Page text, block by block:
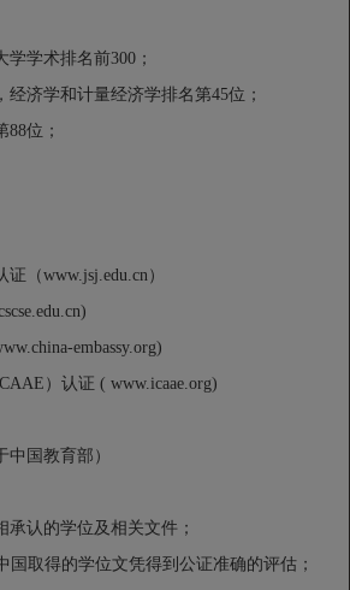
学学术排名前300；
经济学和计量经济学排名第45位；
位；
（www.jsj.edu.cn）
embassy.org)
）认证 ( www.icaae.org)
国教育部）
认的学位及相关文件；
国取得的学位文凭得到公证准确的评估；